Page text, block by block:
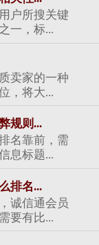
户所搜关键
一，标...
卖家的一种
，将大...
规则...
名靠前，需
息标题...
排名...
诚信通会员
要有比...